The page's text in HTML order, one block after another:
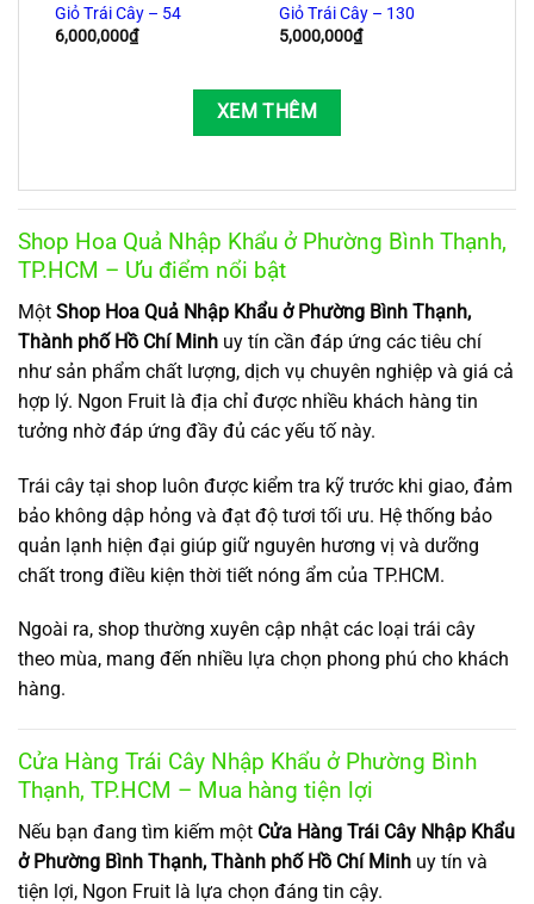
Giỏ Trái Cây – 54
6,000,000₫
Giỏ Trái Cây – 130
5,000,000₫
XEM THÊM
Shop Hoa Quả Nhập Khẩu ở Phường Bình Thạnh,
TP.HCM – Ưu điểm nổi bật
Một Shop Hoa Quả Nhập Khẩu ở Phường Bình Thạnh,
Thành phố Hồ Chí Minh uy tín cần đáp ứng các tiêu chí
như sản phẩm chất lượng, dịch vụ chuyên nghiệp và giá cả
hợp lý. Ngon Fruit là địa chỉ được nhiều khách hàng tin
tưởng nhờ đáp ứng đầy đủ các yếu tố này.
Trái cây tại shop luôn được kiểm tra kỹ trước khi giao, đảm
bảo không dập hỏng và đạt độ tươi tối ưu. Hệ thống bảo
quản lạnh hiện đại giúp giữ nguyên hương vị và dưỡng
chất trong điều kiện thời tiết nóng ẩm của TP.HCM.
Ngoài ra, shop thường xuyên cập nhật các loại trái cây
theo mùa, mang đến nhiều lựa chọn phong phú cho khách
hàng.
Cửa Hàng Trái Cây Nhập Khẩu ở Phường Bình
Thạnh, TP.HCM – Mua hàng tiện lợi
Nếu bạn đang tìm kiếm một Cửa Hàng Trái Cây Nhập Khẩu
ở Phường Bình Thạnh, Thành phố Hồ Chí Minh uy tín và
tiện lợi, Ngon Fruit là lựa chọn đáng tin cậy.